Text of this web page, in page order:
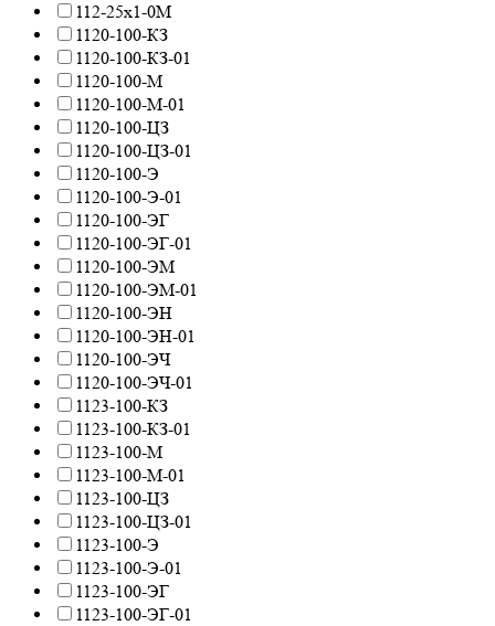
112-25х1-0М
1120-100-КЗ
1120-100-КЗ-01
1120-100-М
1120-100-М-01
1120-100-ЦЗ
1120-100-ЦЗ-01
1120-100-Э
1120-100-Э-01
1120-100-ЭГ
1120-100-ЭГ-01
1120-100-ЭМ
1120-100-ЭМ-01
1120-100-ЭН
1120-100-ЭН-01
1120-100-ЭЧ
1120-100-ЭЧ-01
1123-100-КЗ
1123-100-КЗ-01
1123-100-М
1123-100-М-01
1123-100-ЦЗ
1123-100-ЦЗ-01
1123-100-Э
1123-100-Э-01
1123-100-ЭГ
1123-100-ЭГ-01